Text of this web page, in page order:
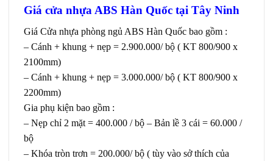
Giá cửa nhựa ABS Hàn Quốc tại Tây Ninh
Giá Cửa nhựa phòng ngủ ABS Hàn Quốc bao gồm :
– Cánh + khung + nẹp = 2.900.000/ bộ ( KT 800/900 x
2100mm)
– Cánh + khung + nẹp = 3.000.000/ bộ ( KT 800/900 x
2200mm)
Gia phụ kiện bao gồm :
– Nẹp chỉ 2 mặt = 400.000 / bộ – Bản lề 3 cái = 60.000 /
bộ
– Khóa tròn trơn = 200.000/ bộ ( tùy vào sở thích của